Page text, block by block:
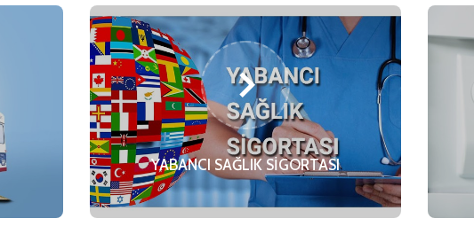
YABANCI SAĞLIK SİGORTASI